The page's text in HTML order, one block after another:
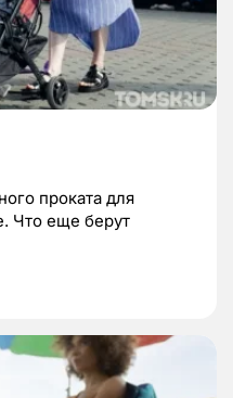
проката для
Что еще берут